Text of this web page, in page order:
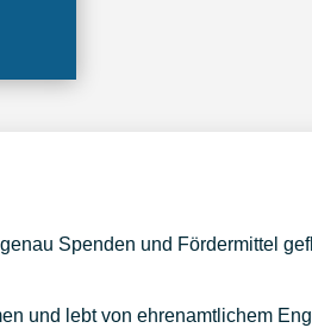
Spenden und Fördermittel
und lebt von ehrenamtlichem